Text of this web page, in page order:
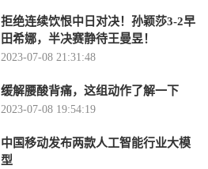
拒绝连续饮恨中日对决！孙颖莎3-2早
田希娜，半决赛静待王曼昱！
2023-07-08 21:31:48
缓解腰酸背痛，这组动作了解一下
2023-07-08 19:54:19
中国移动发布两款人工智能行业大模
型